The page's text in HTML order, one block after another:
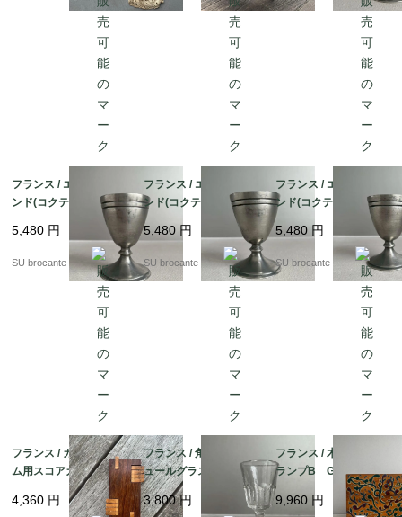
フランス / エッグスタ
ンド(コクティエ) C
5,480 円
SU brocante
フランス / エッグスタ
ンド(コクティエ) B
ピューター製
5,480 円
SU brocante
フランス / エッグスタ
ンド(コクティエ)A ピ
ューター製
5,480円
SU brocante
フランス / カードゲー
ム用スコアカウンタ
4,360 円
フランス / 角リブリキ
ュールグラス小 吹き
ガラス
3,800円
フランス / 木箱入りト
ランプB Grimaud
（グリモー）製 金彩
入り蔦柄
9,960 円